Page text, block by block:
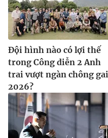
Đội hình nào có lợi thế
trong Công diễn 2 Anh
trai vượt ngàn chông gai
2026?